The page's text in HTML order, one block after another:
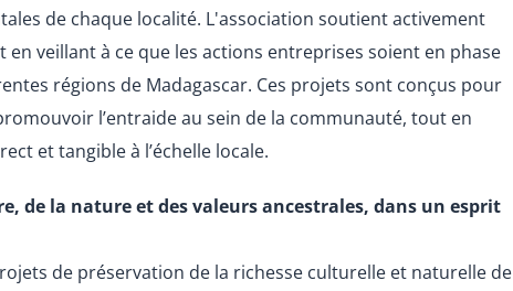
de chaque localité. L'association soutient activement
en veillant à ce que les actions entreprises soient en phase
régions de Madagascar. Ces projets sont conçus pour
l’entraide au sein de la communauté, tout en
et tangible à l’échelle locale.
de la nature et des valeurs ancestrales, dans un esprit
de préservation de la richesse culturelle et naturelle de